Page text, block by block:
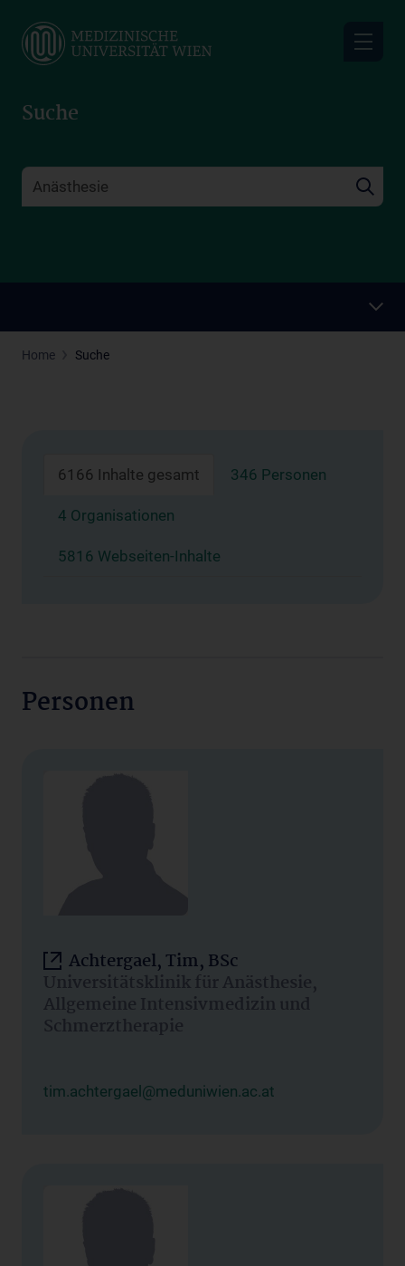
main
Suche
Home Suche
6166 Inhalte gesamt 346 Personen
4 Organisationen
5816 Webseiten-Inhalte
Personen
Achtergael, Tim, BSc
Universitätsklinik für Anästhesie,
Allgemeine Intensivmedizin und
Schmerztherapie
tim.achtergael@meduniwien.ac.at